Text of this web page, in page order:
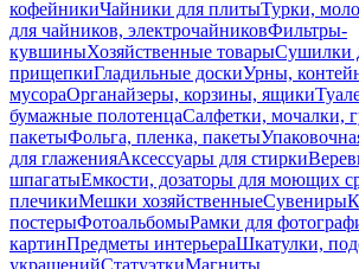
кофейникиЧайники для плитыТурки,
для чайников, электрочайниковФильтры-
кувшиныХозяйственные товарыСушилки
прищепкиГладильные доскиУрны,
мусораОрганайзеры, корзины, ящики
бумажные полотенцаСалфетки, мочалки,
пакетыФольга, пленка, пакеты
для глаженияАксессуары для стирки
шпагатыЕмкости, дозаторы для моющих
плечикиМешки хозяйственныеСувениры
постерыФотоальбомыРамки для
картинПредметы интерьераШкатулки,
украшенийСтатуэткиМагниты